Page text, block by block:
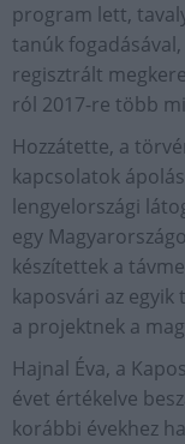
program lett,
tanúk
regisztrált
ról 2017-re több
Hozzátette, a
kapcsolatok
lengyelországi
egy
készítettek a
kaposvári az
a projektnek a
Hajnal Éva, a
évet értékelve
korábbi évekhez